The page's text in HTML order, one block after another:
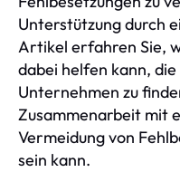
Unterstützung durch
Artikel erfahren Sie,
dabei helfen kann,
Unternehmen zu
Zusammenarbeit mit
Vermeidung von
sein kann.